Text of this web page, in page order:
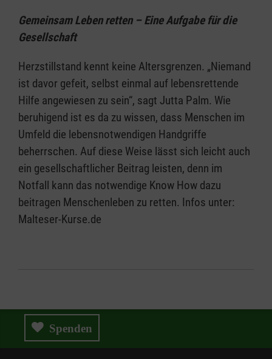
Gemeinsam Leben retten – Eine Aufgabe für die
Gesellschaft
Herzstillstand kennt keine Altersgrenzen. „Niemand
ist davor gefeit, selbst einmal auf lebensrettende
Hilfe angewiesen zu sein“, sagt Jutta Palm. Wie
beruhigend ist es da zu wissen, dass Menschen im
Umfeld die lebensnotwendigen Handgriffe
beherrschen. Auf diese Weise lässt sich leicht auch
ein gesellschaftlicher Beitrag leisten, denn im
Notfall kann das notwendige Know How dazu
beitragen Menschenleben zu retten. Infos unter:
Malteser-Kurse.de
Spenden